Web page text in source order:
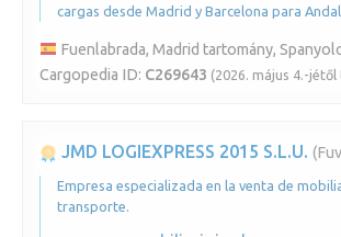
cargas desde Madrid y Barcelona para
Fuenlabrada, Madrid tartomány,
Cargopedia ID: C269643 (2026. május 4.-jétől
JMD LOGIEXPRESS 2015 S.L.U.
Empresa especializada en la venta de
transporte.